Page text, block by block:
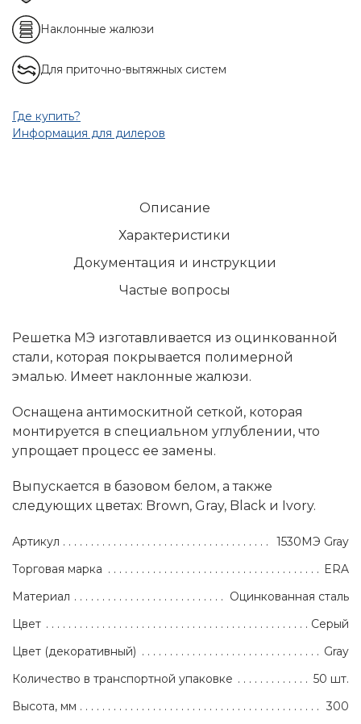
Наклонные жалюзи
Для приточно-вытяжных систем
Где купить?
Информация для дилеров
Описание
Характеристики
Документация и инструкции
Частые вопросы
Решетка МЭ изготавливается из оцинкованной
стали, которая покрывается полимерной
эмалью. Имеет наклонные жалюзи.
Оснащена антимоскитной сеткой, которая
монтируется в специальном углублении, что
упрощает процесс ее замены.
Выпускается в базовом белом, а также
следующих цветах: Brown, Gray, Black и Ivory.
Артикул
1530МЭ Gray
Торговая марка
ERA
Материал
Оцинкованная сталь
Цвет
Серый
Цвет (декоративный)
Gray
Количество в транспортной упаковке
50 шт.
Высота, мм
300